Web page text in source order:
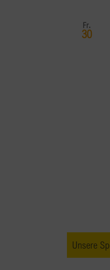
Fr.
30
Unsere